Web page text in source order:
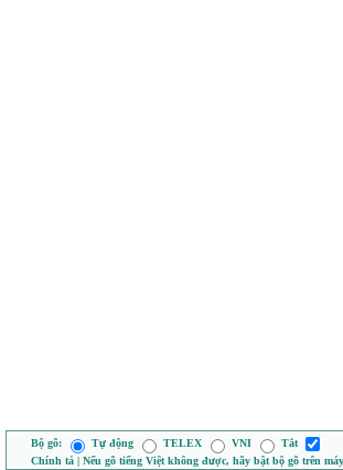
Bộ gõ: Tự động TELEX VNI Tắt
Chính tả | Nếu gõ tiếng Việt không được, hãy bật bộ gõ trên